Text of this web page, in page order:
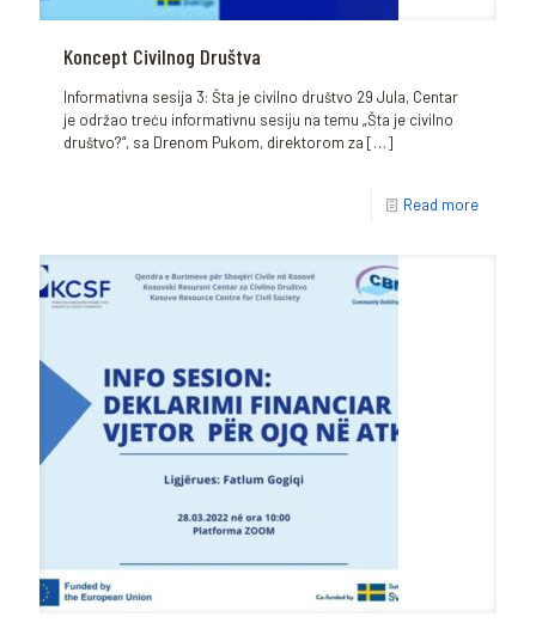
Koncept Civilnog Društva
Informativna sesija 3: Šta je civilno društvo 29 Jula, Centar
je održao treću informativnu sesiju na temu „Šta je civilno
društvo?“, sa Drenom Pukom, direktorom za […]
Read more